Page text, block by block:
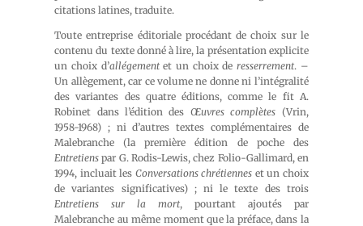
citations latines, traduite.
Toute entreprise éditoriale procédant de choix sur le
contenu du texte donné à lire, la présentation explicite
un choix d’allégementet un choix deresserrement. –
Un allègement, car ce volume ne donne ni l’intégralité
des variantes des quatre éditions, comme le fit A.
Robinet dans l’édition des Œuvres complètes (Vrin,
1958-1968) ; ni d’autres textes complémentaires de
Malebranche (la première édition de poche des
Entretiens par G. Rodis-Lewis, chez Folio-Gallimard, en
1994, incluait les Conversations chrétiennes et un choix
de variantes significatives) ; ni le texte des trois
Entretiens sur la mort, pourtant ajoutés par
Malebranche au même moment que la préface, dans la